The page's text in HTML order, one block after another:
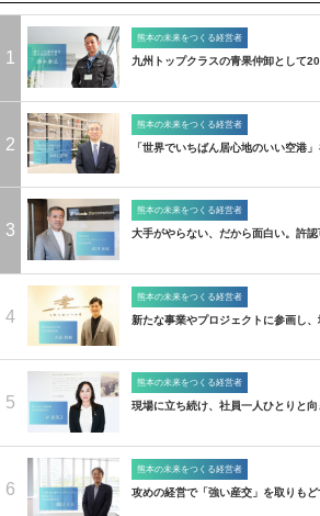
1
熊本の未来をつくる経営者
九州トップクラスの青果仲卸として
2
熊本の未来をつくる経営者
「世界でいちばん居心地のいい空港
3
熊本の未来をつくる経営者
大手がやらない、だから面白い。許
4
熊本の未来をつくる経営者
新たな事業やプロジェクトに参画し
5
熊本の未来をつくる経営者
現場に立ち続け、社員一人ひとりと
6
熊本の未来をつくる経営者
攻めの経営で「強い産交」を取りも